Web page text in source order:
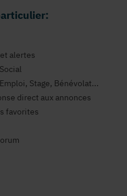
alertes
Stage, Bénévolat...
direct aux annonces
favorites